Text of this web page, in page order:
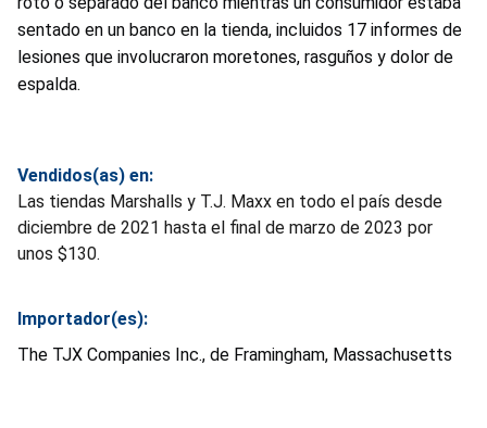
sentado en un banco en la tienda, incluidos 17 informes de
lesiones que involucraron moretones, rasguños y dolor de
espalda.
Vendidos(as) en:
Las tiendas Marshalls y T.J. Maxx en todo el país desde
diciembre de 2021 hasta el final de marzo de 2023 por
unos $130.
Importador(es):
The TJX Companies Inc., de Framingham, Massachusetts